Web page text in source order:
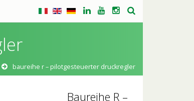
baureihe r – pilotgesteuerter druckregler
Baureihe R –